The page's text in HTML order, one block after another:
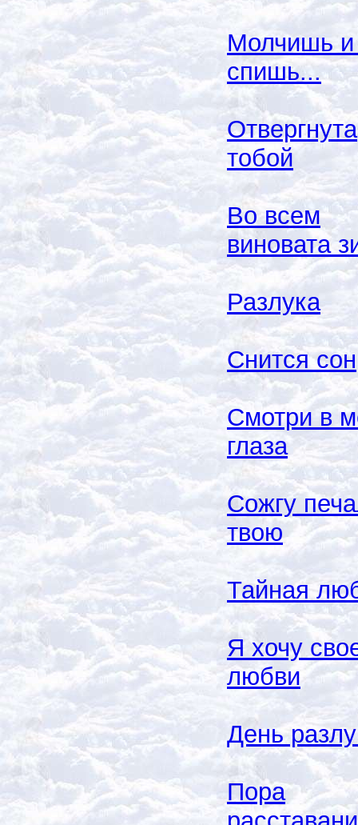
Молчишь и
спишь...
Отвергнута
тобой
Во всем
виновата
Разлука
Снится сон
Смотри в
глаза
Сожгу
твою
Тайная
Я хочу
любви
День
Пора